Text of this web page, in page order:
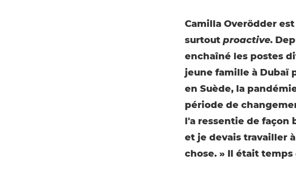
Camilla Overödder
surtout proactive.
enchaîné les postes
jeune famille à Dubaï
en Suède, la
période de
l'a ressentie de façon
et je devais travailler
chose. » Il était temps